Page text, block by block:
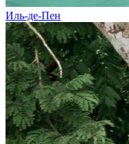
Иль-де-Пен